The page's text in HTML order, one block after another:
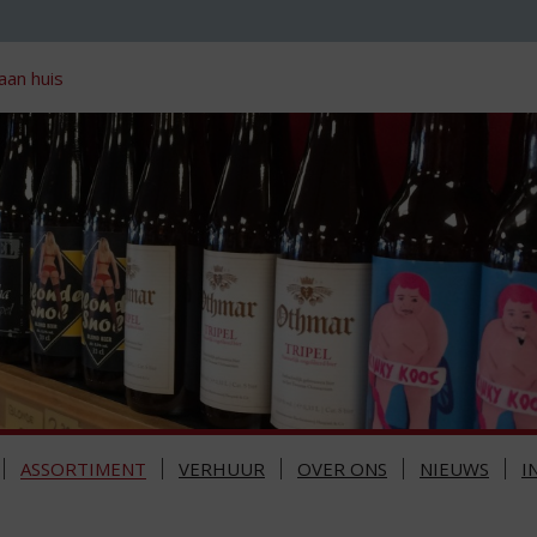
huis
ASSORTIMENT VERHUUR OVER ONS NIEUWS